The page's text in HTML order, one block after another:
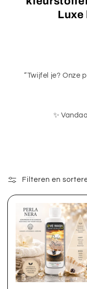
Luxe
“Twijfel je? Onze
✨
Filteren en